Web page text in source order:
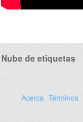
Nube de etiquetas
Acerca Términos